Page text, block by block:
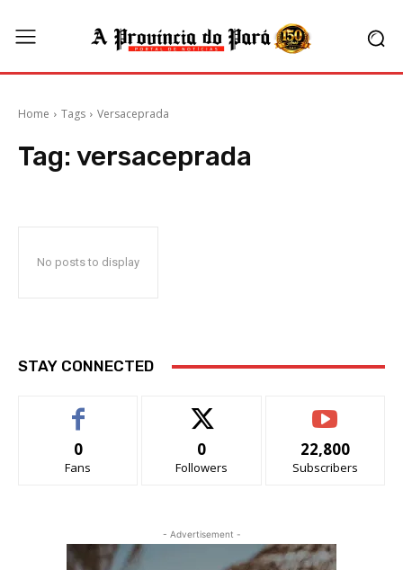
Home Tags Versaceprada
Tag: versaceprada
No posts to display
STAY CONNECTED
0
Fans
0
Followers
22,800
Subscribers
- Advertisement -